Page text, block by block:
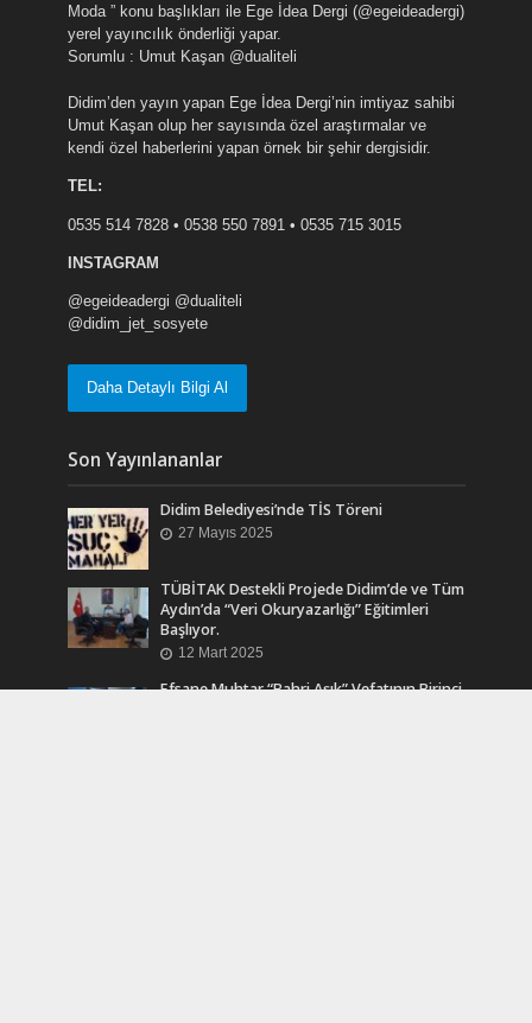
Moda ” konu başlıkları ile Ege İdea Dergi (@egeideadergi)
yerel yayıncılık önderliği yapar.
Sorumlu : Umut Kaşan @dualiteli
Didim’den yayın yapan Ege İdea Dergi’nin imtiyaz sahibi
Umut Kaşan olup her sayısında özel araştırmalar ve
kendi özel haberlerini yapan örnek bir şehir dergisidir.
TEL:
0535 514 7828 • 0538 550 7891 • 0535 715 3015
INSTAGRAM
@egeideadergi @dualiteli
@didim_jet_sosyete
Daha Detaylı Bilgi Al
Son Yayınlananlar
Didim Belediyesi’nde TİS Töreni
27 Mayıs 2025
TÜBİTAK Destekli Projede Didim’de ve Tüm
Aydın’da “Veri Okuryazarlığı” Eğitimleri
Başlıyor.
12 Mart 2025
Efsane Muhtar “Bahri Aşık” Vefatının Birinci